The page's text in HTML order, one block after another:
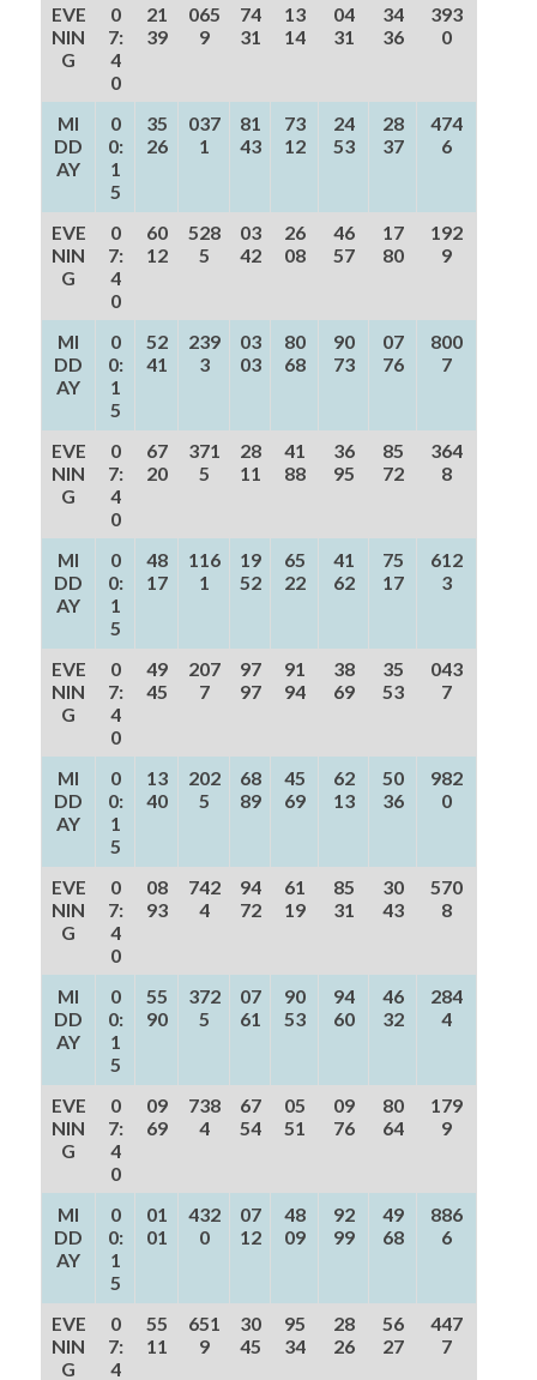
EVE
NIN
G
0
7:
4
0
21
39
065
9
74
31
13
14
04
31
34
36
393
0
MI
DD
AY
0
0:
1
5
35
26
037
1
81
43
73
12
24
53
28
37
474
6
EVE
NIN
G
0
7:
4
0
60
12
528
5
03
42
26
08
46
57
17
80
192
9
MI
DD
AY
0
0:
1
5
52
41
239
3
03
03
80
68
90
73
07
76
800
7
EVE
NIN
G
0
7:
4
0
67
20
371
5
28
11
41
88
36
95
85
72
364
8
MI
DD
AY
0
0:
1
5
48
17
116
1
19
52
65
22
41
62
75
17
612
3
EVE
NIN
G
0
7:
4
0
49
45
207
7
97
97
91
94
38
69
35
53
043
7
MI
DD
AY
0
0:
1
5
13
40
202
5
68
89
45
69
62
13
50
36
982
0
EVE
NIN
G
0
7:
4
0
08
93
742
4
94
72
61
19
85
31
30
43
570
8
MI
DD
AY
0
0:
1
5
55
90
372
5
07
61
90
53
94
60
46
32
284
4
EVE
NIN
G
0
7:
4
0
09
69
738
4
67
54
05
51
09
76
80
64
179
9
MI
DD
AY
0
0:
1
5
01
01
432
0
07
12
48
09
92
99
49
68
886
6
EVE
NIN
G
0
7:
4
55
11
651
9
30
45
95
34
28
26
56
27
447
7